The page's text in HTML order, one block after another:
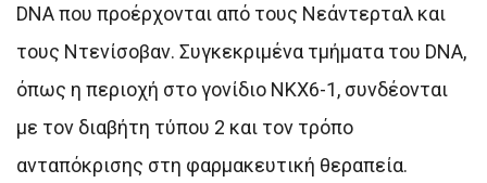
DNA που προέρχονται από τους Νεάντερταλ και
τους Ντενίσοβαν. Συγκεκριμένα τμήματα του DNA,
όπως η περιοχή στο γονίδιο NKX6-1, συνδέονται
με τον διαβήτη τύπου 2 και τον τρόπο
ανταπόκρισης στη φαρμακευτική θεραπεία.